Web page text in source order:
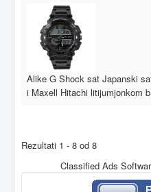
Alike G Shock sat Japanski
i Maxell Hitachi litijumjonkom
Rezultati 1 - 8 od 8
Classified Ads